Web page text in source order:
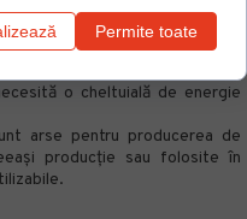
este considerat o bogăție
se face manual, cu utilizarea
o cheltuială de energie
arse pentru producerea de
producție sau folosite în
Permite toate